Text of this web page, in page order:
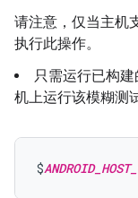
请注意，仅当主机
执行此操作。
只需运行已构
机上运行该模糊测
$